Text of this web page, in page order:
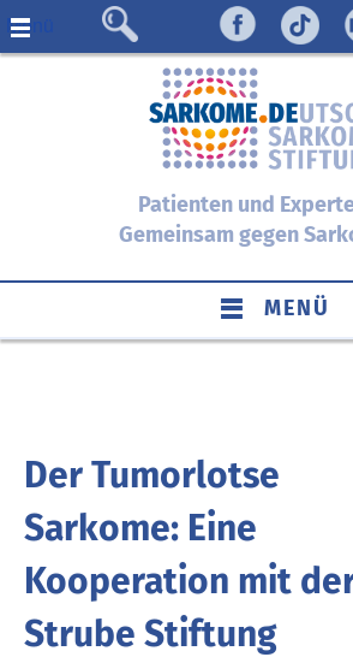
Menü
Patienten und
Gemeinsam gegen
MENÜ
Der Tumorlotse
Sarkome: Eine
Kooperation mit
Strube Stiftung